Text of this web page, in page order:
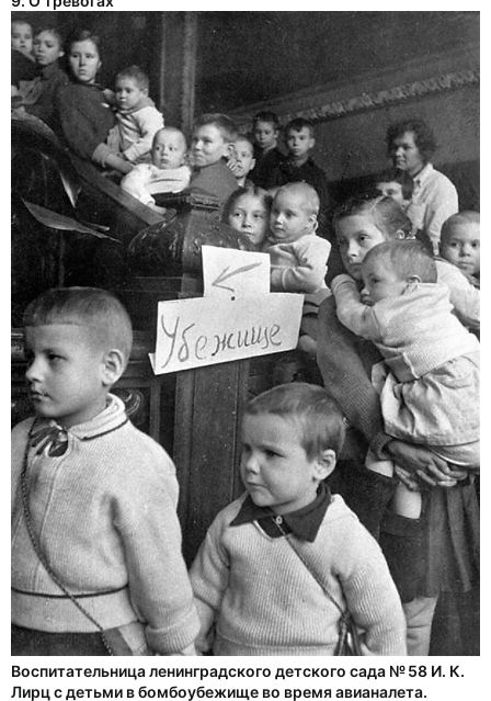
Воспитательница ленинградского детского сада № 58 И. К.
Лирц с детьми в бомбоубежище во время авианалета.